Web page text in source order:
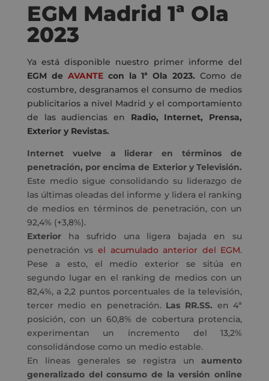
EGM Madrid 1ª Ola
2023
Ya está disponible nuestro primer informe del
EGM de AVANTEcon la 1ª Ola 2023. Como de
costumbre, desgranamos el consumo de medios
publicitarios a nivel Madrid y el comportamiento
de las audiencias en Radio, Internet, Prensa,
Exterior y Revistas.
Internet vuelve a liderar en términos de
penetración, por encima de Exterior y Televisión.
Este medio sigue consolidando su liderazgo de
las últimas oleadas del informe y lidera el ranking
de medios en términos de penetración, con un
92,4% (+3,8%).
Exteriorha sufrido una ligera bajada en su
penetración vs el acumulado anterior del EGM.
Pese a esto, el medio exterior se sitúa en
segundo lugar en el ranking de medios con un
82,4%, a 2,2 puntos porcentuales de la televisión,
tercer medio en penetración. Las RR.SS. en 4ª
posición, con un 60,8% de cobertura protencia,
experimentan un incremento del 13,2%
consolidándose como un medio estable.
En líneas generales se registra unaumento
generalizado del consumo de la versión online